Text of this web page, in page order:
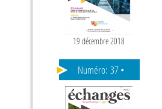
19 décembre 2018
Numéro: 37 •
ANGLAIS